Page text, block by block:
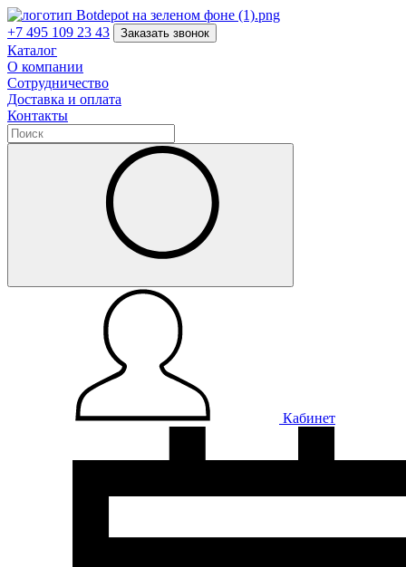
+7 495 109 23 43 Заказать звонок
Каталог
О компании
Сотрудничество
Доставка и оплата
Контакты
Кабинет